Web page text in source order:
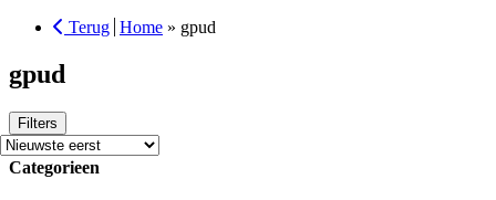
Terug Home » gpud
gpud
Filters
Categorieen